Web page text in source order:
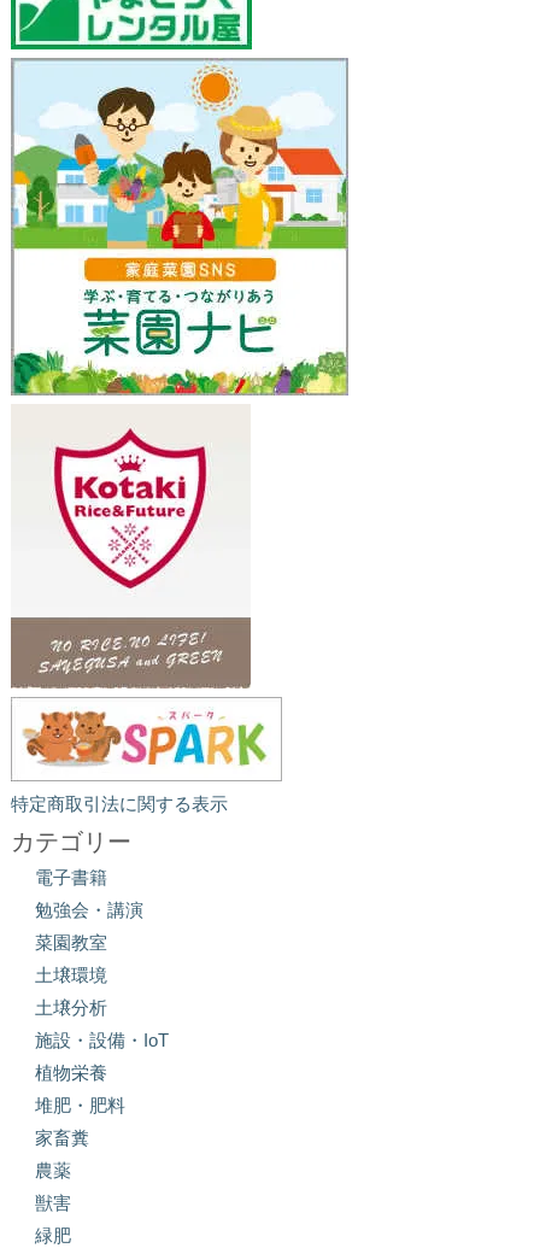
特定商取引法に関する表示
カテゴリー
電子書籍
勉強会・講演
菜園教室
土壌環境
土壌分析
施設・設備・IoT
植物栄養
堆肥・肥料
家畜糞
農薬
獣害
緑肥